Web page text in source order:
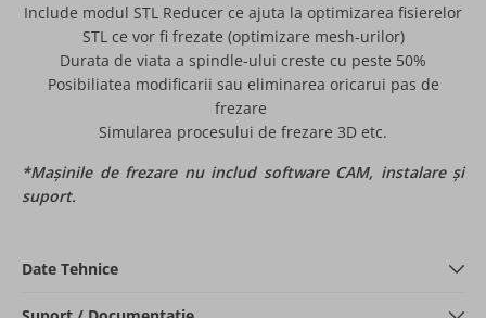
Include modul STL Reducer ce ajuta la optimizarea fisierelor
STL ce vor fi frezate (optimizare mesh-urilor)
Durata de viata a spindle-ului creste cu peste 50%
Posibiliatea modificarii sau eliminarea oricarui pas de
frezare
Simularea procesului de frezare 3D etc.
*Mașinile de frezare nu includ software CAM, instalare și
suport.
Date Tehnice